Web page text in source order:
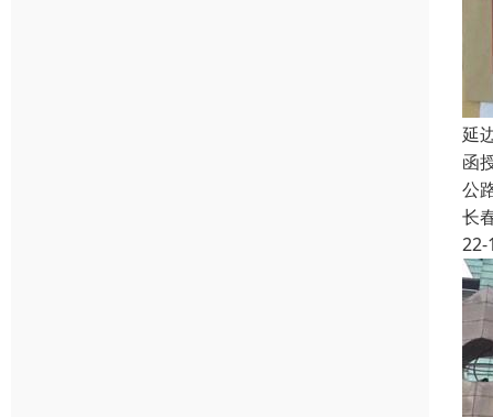
延
函
公
长
22-